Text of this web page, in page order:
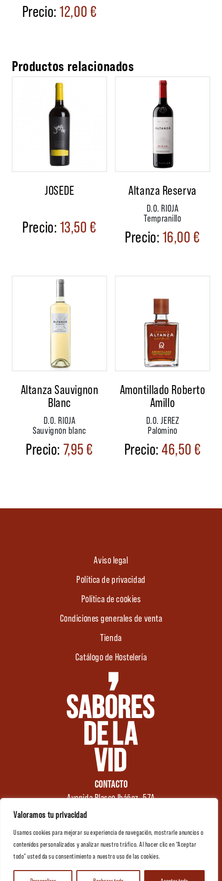
Valoramos tu privacidad
Usamos cookies para mejorar su experiencia de navegación, mostrarle anuncios o
contenidos personalizados y analizar nuestro tráfico. Al hacer clic en “Aceptar
todo” usted da su consentimiento a nuestro uso de las cookies.
12,00€
Productos relacionados
JOSEDE
13,50€
Altanza Reserva
D.O. RIOJA
Tempranillo
16,00€
Altanza Sauvignon
Blanc
D.O. RIOJA
Sauvignon blanc
7,95€
Amontillado Roberto
Amillo
D.O. JEREZ
Palomino
46,50€
Aviso legal
Política de privacidad
Política de cookies
Condiciones generales de venta
Tienda
Catálogo de Hostelería
CONTACTO
Avenida Blasco Ibáñez, 57A
Tel.: +34 961 176 174
info@saboresdelavid.com
0
Contactar